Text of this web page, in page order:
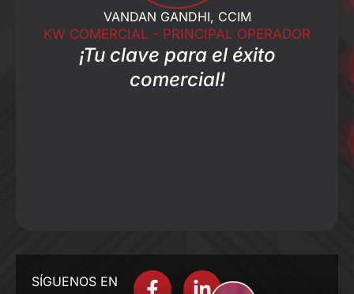
VANDAN GANDHI, CCIM
KW COMERCIAL - PRINCIPAL OPERADOR
¡Tu clave para el éxito
comercial!
SÍGUENOS EN
F
L